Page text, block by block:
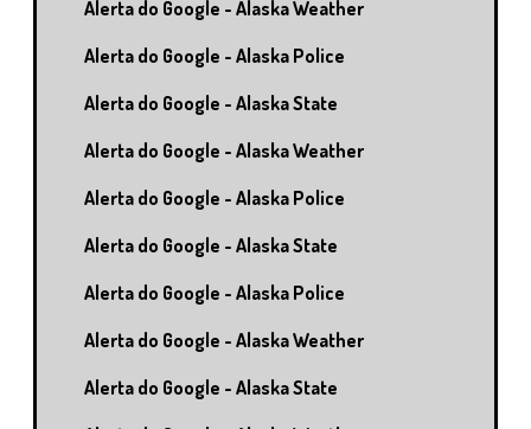
Alerta do Google - Alaska Weather
Alerta do Google - Alaska Police
Alerta do Google - Alaska State
Alerta do Google - Alaska Weather
Alerta do Google - Alaska Police
Alerta do Google - Alaska State
Alerta do Google - Alaska Police
Alerta do Google - Alaska Weather
Alerta do Google - Alaska State